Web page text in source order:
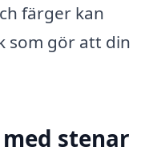
färger kan
som gör att din
stenar